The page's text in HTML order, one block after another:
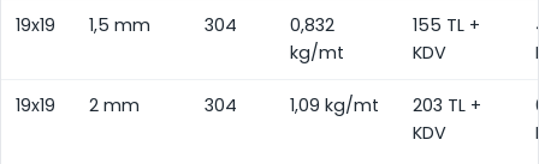
19x19 1,5 mm 304
0,832
kg/mt
155 TL +
KDV
19x19 2 mm 304 1,09 kg/mt
203 TL +
KDV